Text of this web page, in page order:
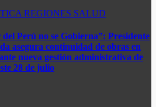
REGIONES SALUD
Perú no se Gobierna”: Presidente
asegura continuidad de obras en
nueva gestión administrativa de
28 de julio